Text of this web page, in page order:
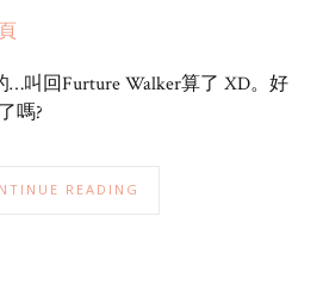
叫回Furture Walker算了 XD。好
了嗎?
READING